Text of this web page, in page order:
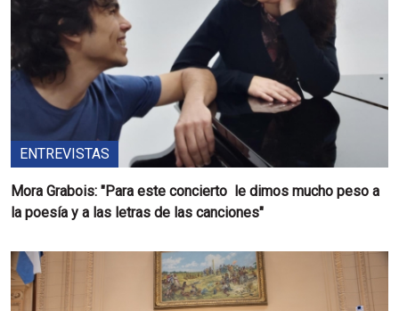
ENTREVISTAS
Mora Grabois: "Para este concierto le dimos mucho peso a
la poesía y a las letras de las canciones"